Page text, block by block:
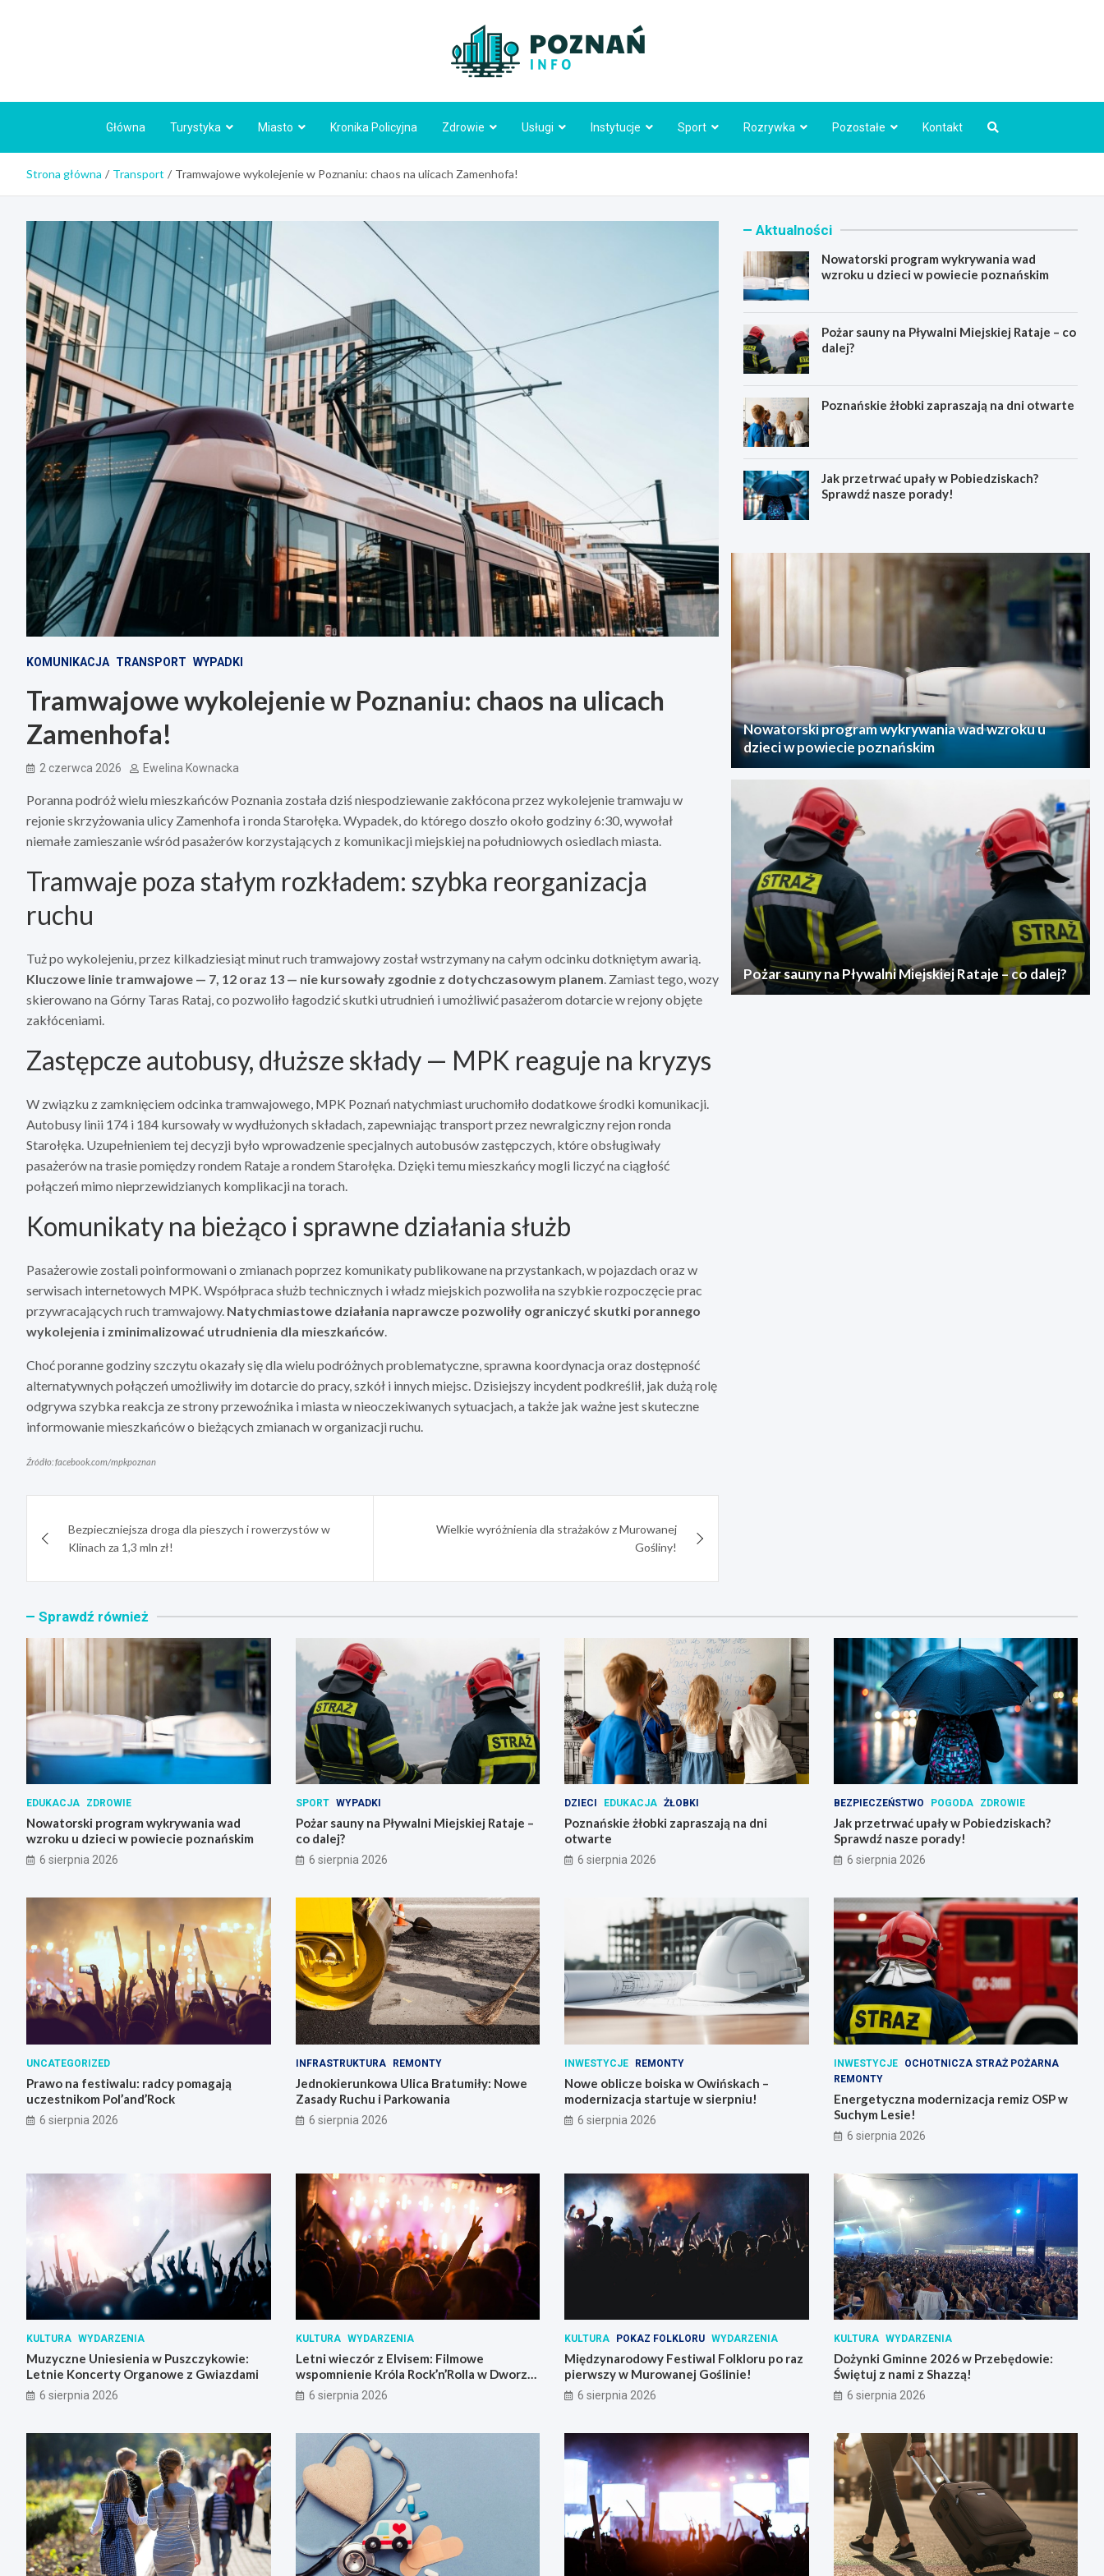
Główna Turystyka Miasto Kronika Policyjna Zdrowie Usługi Instytucje Sport Rozrywka Pozostałe Kontakt
Strona główna Transport Tramwajowe wykolejenie w Poznaniu: chaos na ulicach Zamenhofa!
KOMUNIKACJA TRANSPORT WYPADKI
Tramwajowe wykolejenie w Poznaniu: chaos na ulicach
Zamenhofa!
2 czerwca 2026 Ewelina Kownacka
Poranna podróż wielu mieszkańców Poznania została dziś niespodziewanie zakłócona przez wykolejenie tramwaju w
rejonie skrzyżowania ulicy Zamenhofa i ronda Starołęka. Wypadek, do którego doszło około godziny 6:30, wywołał
niemałe zamieszanie wśród pasażerów korzystających z komunikacji miejskiej na południowych osiedlach miasta.
Tramwaje poza stałym rozkładem: szybka reorganizacja
ruchu
Tuż po wykolejeniu, przez kilkadziesiąt minut ruch tramwajowy został wstrzymany na całym odcinku dotkniętym awarią.
Kluczowe linie tramwajowe — 7, 12 oraz 13 — nie kursowały zgodnie z dotychczasowym planem. Zamiast tego, wozy
skierowano na Górny Taras Rataj, co pozwoliło łagodzić skutki utrudnień i umożliwić pasażerom dotarcie w rejony objęte
zakłóceniami.
Zastępcze autobusy, dłuższe składy — MPK reaguje na kryzys
W związku z zamknięciem odcinka tramwajowego, MPK Poznań natychmiast uruchomiło dodatkowe środki komunikacji.
Autobusy linii 174 i 184 kursowały w wydłużonych składach, zapewniając transport przez newralgiczny rejon ronda
Starołęka. Uzupełnieniem tej decyzji było wprowadzenie specjalnych autobusów zastępczych, które obsługiwały
pasażerów na trasie pomiędzy rondem Rataje a rondem Starołęka. Dzięki temu mieszkańcy mogli liczyć na ciągłość
połączeń mimo nieprzewidzianych komplikacji na torach.
Komunikaty na bieżąco i sprawne działania służb
Pasażerowie zostali poinformowani o zmianach poprzez komunikaty publikowane na przystankach, w pojazdach oraz w
serwisach internetowych MPK. Współpraca służb technicznych i władz miejskich pozwoliła na szybkie rozpoczęcie prac
przywracających ruch tramwajowy. Natychmiastowe działania naprawcze pozwoliły ograniczyć skutki porannego
wykolejenia i zminimalizować utrudnienia dla mieszkańców.
Choć poranne godziny szczytu okazały się dla wielu podróżnych problematyczne, sprawna koordynacja oraz dostępność
alternatywnych połączeń umożliwiły im dotarcie do pracy, szkół i innych miejsc. Dzisiejszy incydent podkreślił, jak dużą rolę
odgrywa szybka reakcja ze strony przewoźnika i miasta w nieoczekiwanych sytuacjach, a także jak ważne jest skuteczne
informowanie mieszkańców o bieżących zmianach w organizacji ruchu.
Źródło: facebook.com/mpkpoznan
wpisuBezpieczniejsza droga dla pieszych i rowerzystów w
Klinach za 1,3 mln zł!
Wielkie wyróżnienia dla strażaków z Murowanej
Gośliny!
Aktualności
Nowatorski program wykrywania wad
wzroku u dzieci w powiecie poznańskim
Pożar sauny na Pływalni Miejskiej Rataje – co
dalej?
Poznańskie żłobki zapraszają na dni otwarte
Jak przetrwać upały w Pobiedziskach?
Sprawdź nasze porady!
Nowatorski program wykrywania wad wzroku u
dzieci w powiecie poznańskim
Pożar sauny na Pływalni Miejskiej Rataje – co dalej?
Sprawdź również
EDUKACJA ZDROWIE
Nowatorski program wykrywania wad
wzroku u dzieci w powiecie poznańskim
6 sierpnia 2026
SPORT WYPADKI
Pożar sauny na Pływalni Miejskiej Rataje –
co dalej?
6 sierpnia 2026
DZIECI EDUKACJA ŻŁOBKI
Poznańskie żłobki zapraszają na dni
otwarte
6 sierpnia 2026
BEZPIECZEŃSTWO POGODA ZDROWIE
Jak przetrwać upały w Pobiedziskach?
Sprawdź nasze porady!
6 sierpnia 2026
UNCATEGORIZED
Prawo na festiwalu: radcy pomagają
uczestnikom Pol’and’Rock
6 sierpnia 2026
INFRASTRUKTURA REMONTY
Jednokierunkowa Ulica Bratumiły: Nowe
Zasady Ruchu i Parkowania
6 sierpnia 2026
INWESTYCJE REMONTY
Nowe oblicze boiska w Owińskach –
modernizacja startuje w sierpniu!
6 sierpnia 2026
INWESTYCJE
OCHOTNICZA STRAŻ POŻARNA
REMONTY
Energetyczna modernizacja remiz OSP w
Suchym Lesie!
6 sierpnia 2026
KULTURA WYDARZENIA
Muzyczne Uniesienia w Puszczykowie:
Letnie Koncerty Organowe z Gwiazdami
6 sierpnia 2026
KULTURA WYDARZENIA
Letni wieczór z Elvisem: Filmowe
wspomnienie Króla Rock’n’Rolla w Dworze
Skrzynki
6 sierpnia 2026
KULTURA POKAZ FOLKLORU WYDARZENIA
Międzynarodowy Festiwal Folkloru po raz
pierwszy w Murowanej Goślinie!
6 sierpnia 2026
KULTURA WYDARZENIA
Dożynki Gminne 2026 w Przebędowie:
Świętuj z nami z Shazzą!
6 sierpnia 2026